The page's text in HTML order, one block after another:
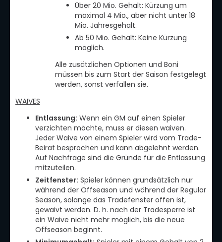
Über 20 Mio. Gehalt: Kürzung um
maximal 4 Mio., aber nicht unter18
Mio. Jahresgehalt.
Ab 50 Mio. Gehalt: Keine Kürzung
möglich.
Alle zusätzlichen Optionen und Boni
müssen bis zum Start der Saison festgelegt
werden, sonst verfallen sie.
WAIVES
Entlassung: Wenn ein GM auf einen Spieler
verzichten möchte, muss er diesen waiven.
Jeder Waive von einem Spieler wird vom Trade-
Beirat besprochen und kann abgelehnt werden.
Auf Nachfrage sind die Gründe für die Entlassung
mitzuteilen.
Zeitfenster: Spieler können grundsätzlich nur
während der Offseason und während der Regular
Season, solange das Tradefenster offen ist,
gewaivt werden. D. h. nach der Tradesperre ist
ein Waive nicht mehr möglich, bis die neue
Offseason beginnt.